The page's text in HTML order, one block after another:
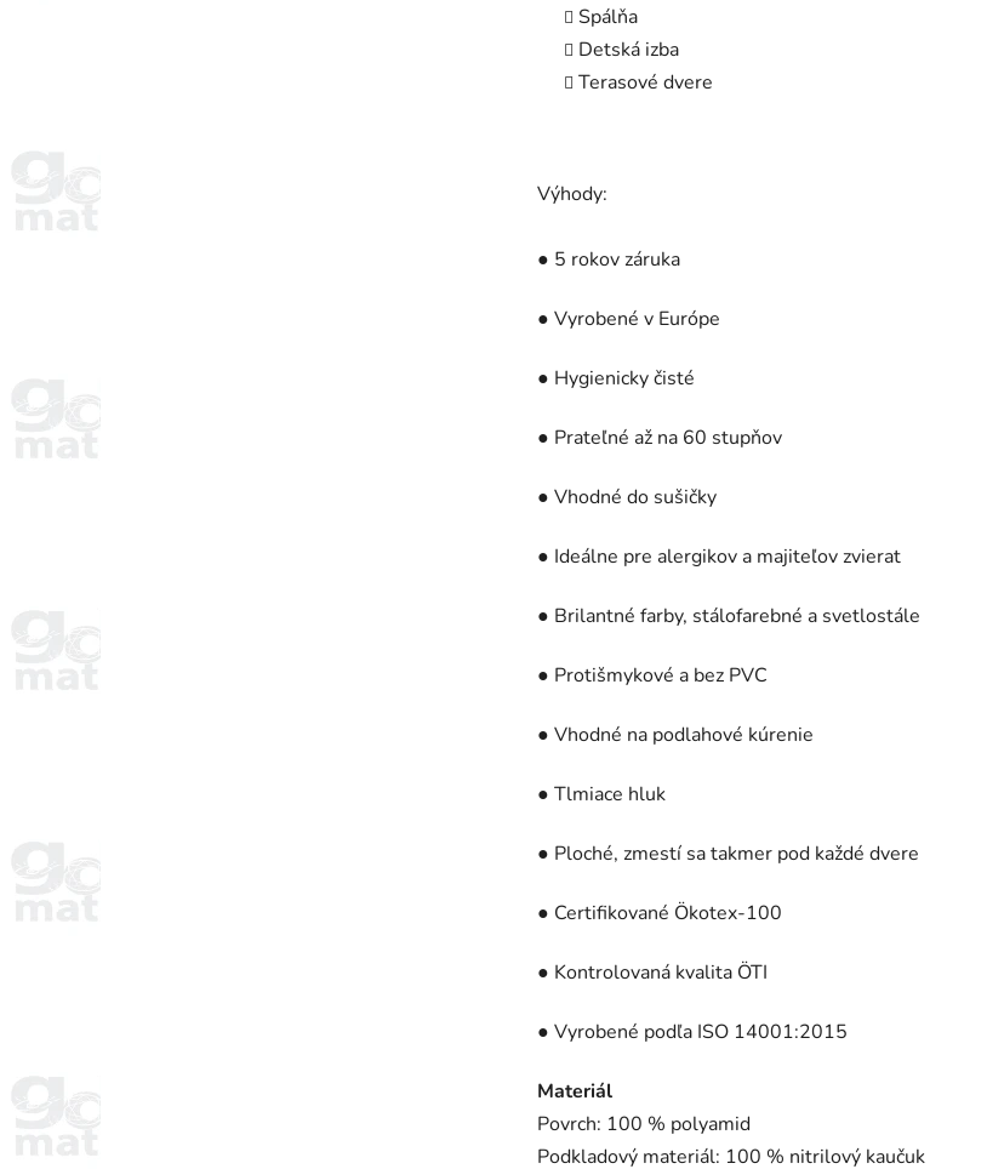
Spálňa
Detská izba
Terasové dvere
Výhody:
● 5 rokov záruka
● Vyrobené v Európe
● Hygienicky čisté
● Prateľné až na 60 stupňov
● Vhodné do sušičky
● Ideálne pre alergikov a majiteľov zvierat
● Brilantné farby, stálofarebné a svetlostále
● Protišmykové a bez PVC
● Vhodné na podlahové kúrenie
● Tlmiace hluk
● Ploché, zmestí sa takmer pod každé dvere
● Certifikované Ökotex-100
● Kontrolovaná kvalita ÖTI
● Vyrobené podľa ISO 14001:2015
Materiál
Povrch: 100 % polyamid
Podkladový materiál: 100 % nitrilový kaučuk